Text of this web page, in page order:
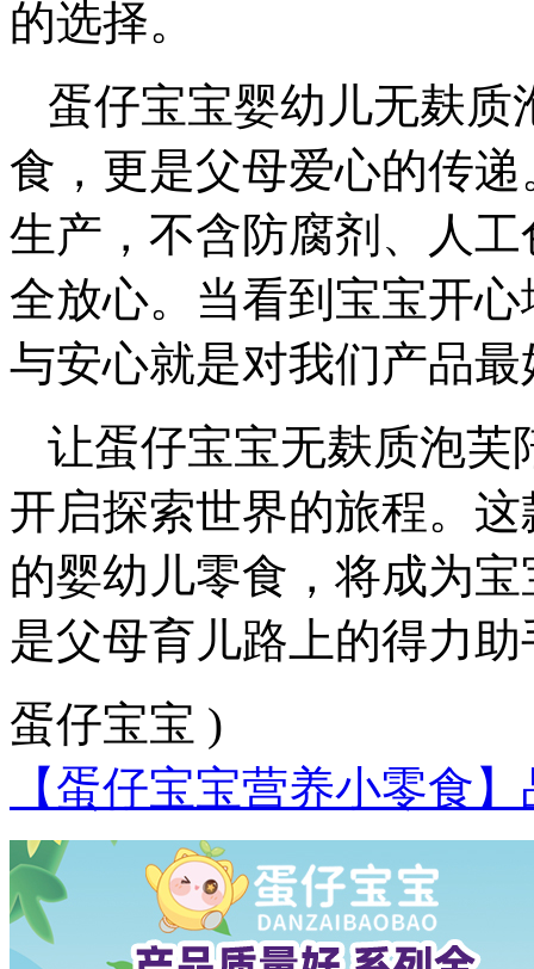
的选择。
蛋仔宝宝婴幼儿无麸质
食，更是父母爱心的传
生产，不含防腐剂、人
全放心。当看到宝宝开
与安心就是对我们产品
让蛋仔宝宝无麸质泡芙
开启探索世界的旅程。
的婴幼儿零食，将成为
是父母育儿路上的得力助
蛋仔宝宝 )
【蛋仔宝宝营养小零食